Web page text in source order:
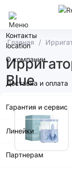
Контакты
О компании
Доставка и оплата
Гарантия и сервис
Линейки
Партнерам
Главная
Blue